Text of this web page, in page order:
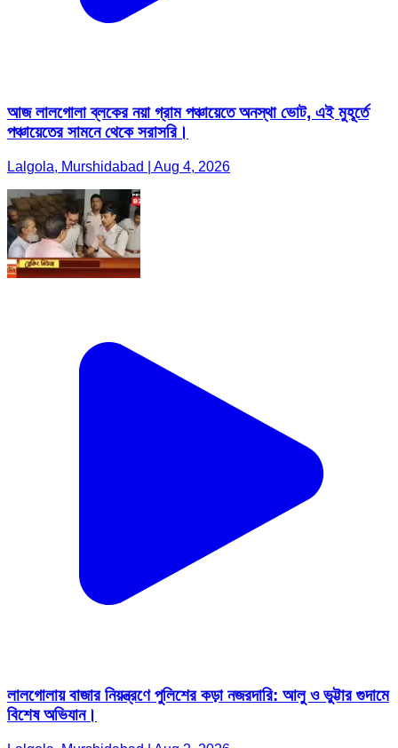
আজ লালগোলা ব্লকের নয়া গ্রাম পঞ্চায়েতে অনস্থা ভোট, এই মুহূর্তে
পঞ্চায়েতের সামনে থেকে সরাসরি।
Lalgola, Murshidabad | Aug 4, 2026
লালগোলায় বাজার নিয়ন্ত্রণে পুলিশের কড়া নজরদারি: আলু ও ভুট্টার গুদামে
বিশেষ অভিযান।